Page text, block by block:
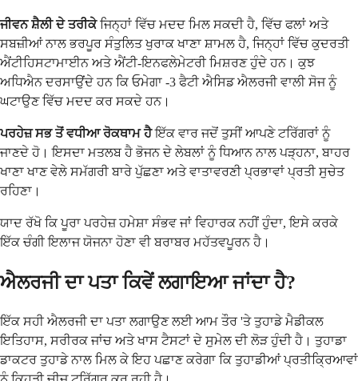
ਜੀਵਨ ਸ਼ੈਲੀ ਦੇ ਤਰੀਕੇਜਿਨ੍ਹਾਂ ਵਿੱਚ ਮਦਦ ਮਿਲ ਸਕਦੀ ਹੈ, ਵਿੱਚ ਫਲਾਂ ਅਤੇ
ਸਬਜ਼ੀਆਂ ਨਾਲ ਭਰਪੂਰ ਸੰਤੁਲਿਤ ਖੁਰਾਕ ਖਾਣਾ ਸ਼ਾਮਲ ਹੈ, ਜਿਨ੍ਹਾਂ ਵਿੱਚ ਕੁਦਰਤੀ
ਐਂਟੀਹਿਸਟਾਮਾਈਨ ਅਤੇ ਐਂਟੀ-ਇਨਫਲੇਮੇਟਰੀ ਮਿਸ਼ਰਣ ਹੁੰਦੇ ਹਨ। ਕੁਝ
ਅਧਿਐਨ ਦਰਸਾਉਂਦੇ ਹਨ ਕਿ ਓਮੇਗਾ -3 ਫੈਟੀ ਐਸਿਡ ਐਲਰਜੀ ਵਾਲੀ ਸੋਜ ਨੂੰ
ਘਟਾਉਣ ਵਿੱਚ ਮਦਦ ਕਰ ਸਕਦੇ ਹਨ।
ਪਰਹੇਜ਼ ਸਭ ਤੋਂ ਵਧੀਆ ਰੋਕਥਾਮ ਹੈਇੱਕ ਵਾਰ ਜਦੋਂ ਤੁਸੀਂ ਆਪਣੇ ਟਰਿੱਗਰਾਂ ਨੂੰ
ਜਾਣਦੇ ਹੋ। ਇਸਦਾ ਮਤਲਬ ਹੈ ਭੋਜਨ ਦੇ ਲੇਬਲਾਂ ਨੂੰ ਧਿਆਨ ਨਾਲ ਪੜ੍ਹਨਾ, ਬਾਹਰ
ਖਾਣਾ ਖਾਣ ਵੇਲੇ ਸਮੱਗਰੀ ਬਾਰੇ ਪੁੱਛਣਾ ਅਤੇ ਵਾਤਾਵਰਣੀ ਪ੍ਰਭਾਵਾਂ ਪ੍ਰਤੀ ਸੁਚੇਤ
ਰਹਿਣਾ।
ਯਾਦ ਰੱਖੋ ਕਿ ਪੂਰਾ ਪਰਹੇਜ਼ ਹਮੇਸ਼ਾ ਸੰਭਵ ਜਾਂ ਵਿਹਾਰਕ ਨਹੀਂ ਹੁੰਦਾ, ਇਸੇ ਕਰਕੇ
ਇੱਕ ਚੰਗੀ ਇਲਾਜ ਯੋਜਨਾ ਹੋਣਾ ਵੀ ਬਰਾਬਰ ਮਹੱਤਵਪੂਰਨ ਹੈ।
ਐਲਰਜੀ ਦਾ ਪਤਾ ਕਿਵੇਂ ਲਗਾਇਆ ਜਾਂਦਾ ਹੈ?
ਇੱਕ ਸਹੀ ਐਲਰਜੀ ਦਾ ਪਤਾ ਲਗਾਉਣ ਲਈ ਆਮ ਤੌਰ 'ਤੇ ਤੁਹਾਡੇ ਮੈਡੀਕਲ
ਇਤਿਹਾਸ, ਸਰੀਰਕ ਜਾਂਚ ਅਤੇ ਖਾਸ ਟੈਸਟਾਂ ਦੇ ਸੁਮੇਲ ਦੀ ਲੋੜ ਹੁੰਦੀ ਹੈ। ਤੁਹਾਡਾ
ਡਾਕਟਰ ਤੁਹਾਡੇ ਨਾਲ ਮਿਲ ਕੇ ਇਹ ਪਛਾਣ ਕਰੇਗਾ ਕਿ ਤੁਹਾਡੀਆਂ ਪ੍ਰਤੀਕ੍ਰਿਆਵਾਂ